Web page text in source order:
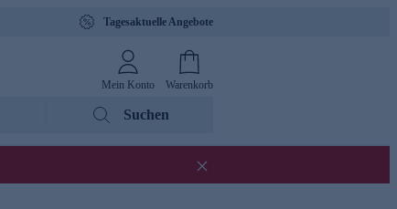
Tagesaktuelle Angebote
Mein Konto Warenkorb
Suchen